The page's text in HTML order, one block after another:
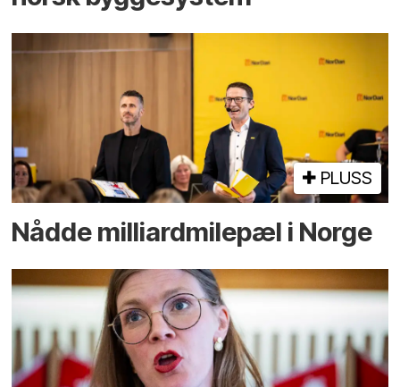
PLUSS
Nådde milliard­­milepæl i Norge